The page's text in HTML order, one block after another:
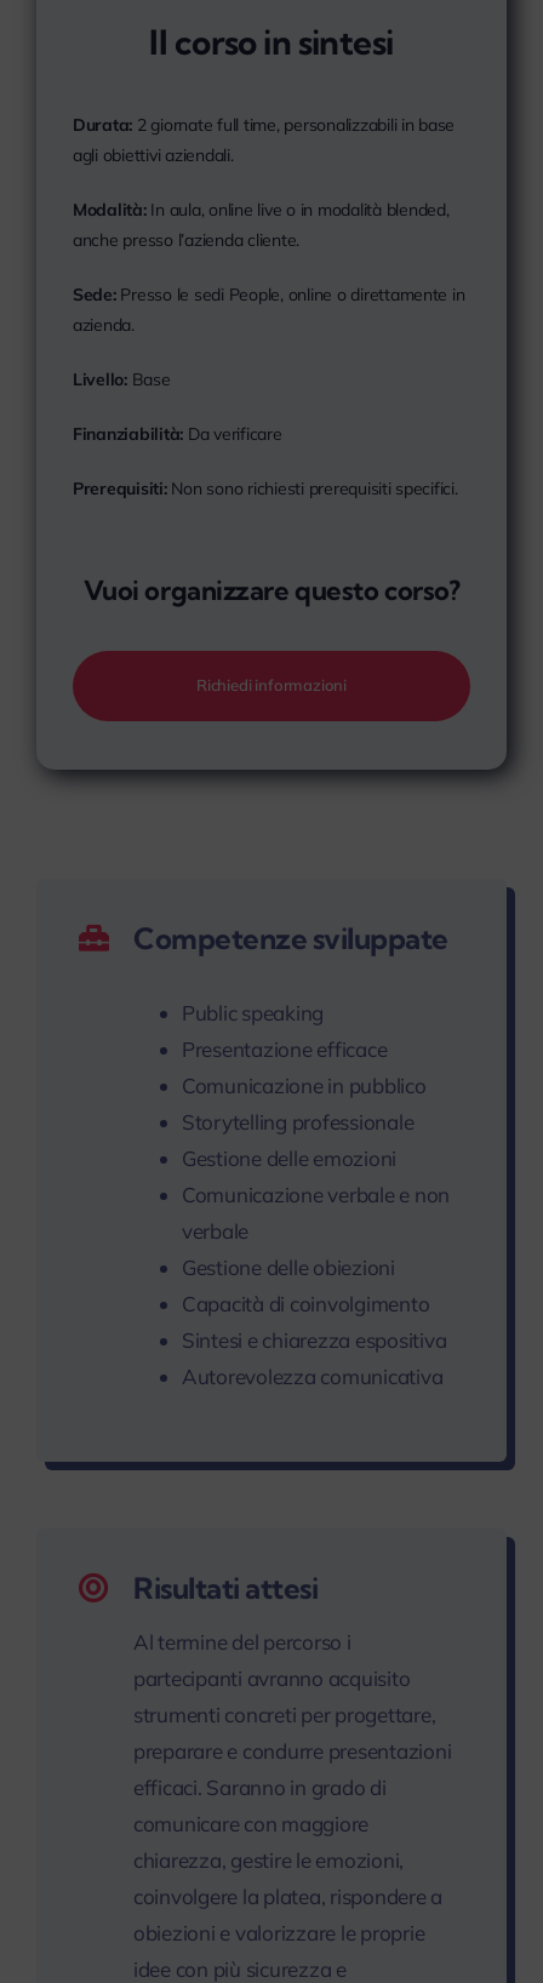
Il corso in sintesi
Durata: 2 giornate full time, personalizzabili in base
agli obiettivi aziendali.
Modalità:In aula, online live o in modalità blended,
anche presso l’azienda cliente.
Sede:Presso le sedi People, online o direttamente in
azienda.
Livello:Base
Finanziabilità: Da verificare
Prerequisiti:Non sono richiesti prerequisiti specifici.
Vuoi organizzare questo corso?
Richiedi informazioni
Competenze sviluppate
Public speaking
Presentazione efficace
Comunicazione in pubblico
Storytelling professionale
Gestione delle emozioni
Comunicazione verbale e non
verbale
Gestione delle obiezioni
Capacità di coinvolgimento
Sintesi e chiarezza espositiva
Autorevolezza comunicativa
Risultati attesi
Al termine del percorso i
partecipanti avranno acquisito
strumenti concreti per progettare,
preparare e condurre presentazioni
efficaci. Saranno in grado di
comunicare con maggiore
chiarezza, gestire le emozioni,
coinvolgere la platea, rispondere a
obiezioni e valorizzare le proprie
idee con più sicurezza e